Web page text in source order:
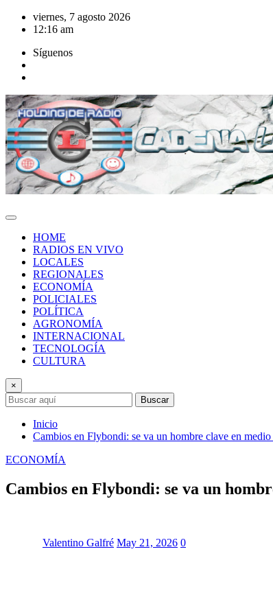
Saltar
viernes, 7 agosto 2026
12:16 am
Síguenos
HOME
RADIOS EN VIVO
LOCALES
REGIONALES
ECONOMÍA
POLICIALES
POLÍTICA
AGRONOMÍA
INTERNACIONAL
TECNOLOGÍA
CULTURA
×
Buscar
Inicio
Cambios en Flybondi: se va un hombre clave en
ECONOMÍA
Cambios en Flybondi: se va un
Valentino Galfré May 21, 2026 0